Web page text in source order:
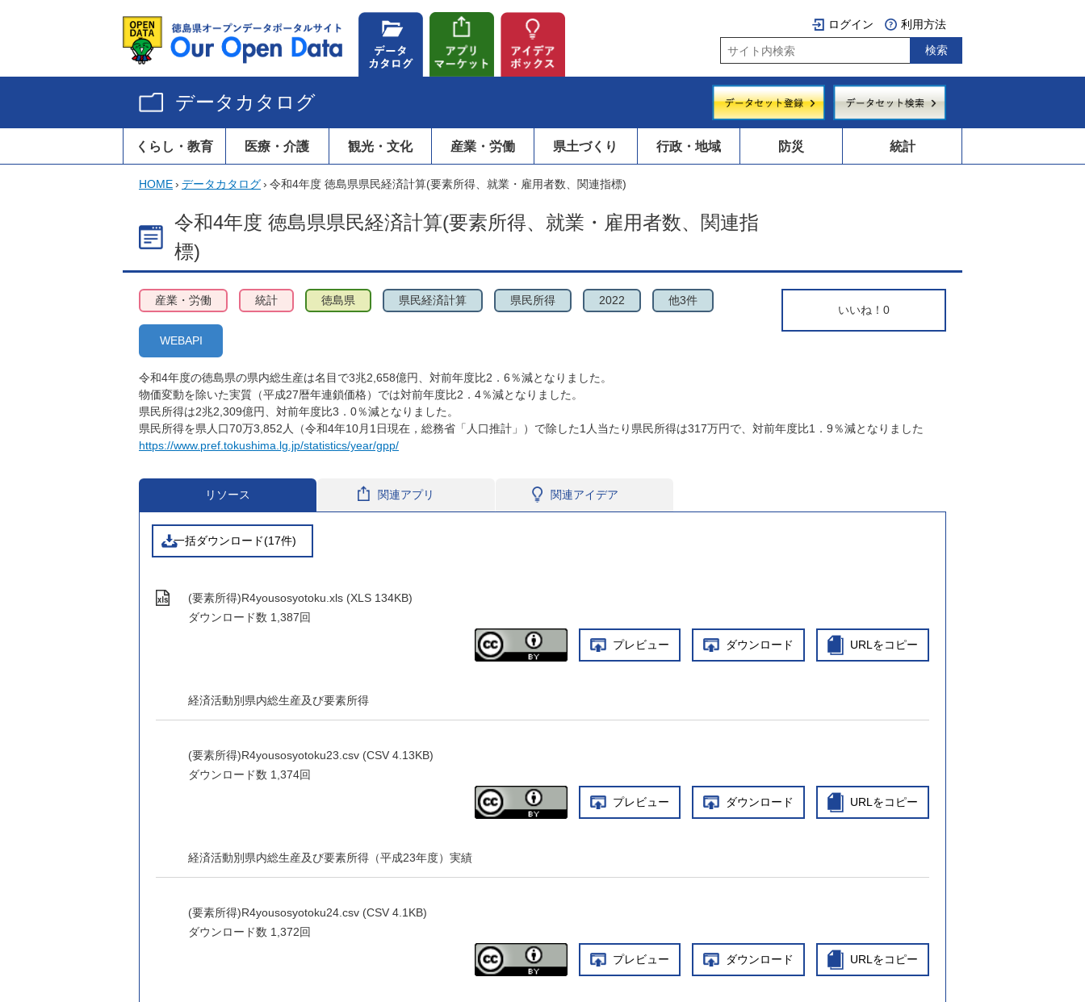
ログイン 利用方法
データカタログ
くらし・教育 医療・介護 観光・文化 産業・労働 県土づくり 行政・地域 防災 統計
HOME› データカタログ› 令和4年度 徳島県県民経済計算(要素所得、就業・雇用者数、関連指標)
令和4年度 徳島県県民経済計算(要素所得、就業・雇用者数、関連指
標)
いいね！ 0
産業・労働 統計 徳島県 県民経済計算 県民所得 2022 他3件
WEBAPI
令和4年度の徳島県の県内総生産は名目で3兆2,658億円、対前年度比2．6％減となりました。
物価変動を除いた実質（平成27暦年連鎖価格）では対前年度比2．4％減となりました。
県民所得は2兆2,309億円、対前年度比3．0％減となりました。
県民所得を県人口70万3,852人（令和4年10月1日現在，総務省「人口推計」）で除した1人当たり県民所得は317万円で、対前年度比1．9％減となりました
https://www.pref.tokushima.lg.jp/statistics/year/gpp/
リソース 関連アプリ 関連アイデア
一括ダウンロード(17件)
(要素所得)R4yousosyotoku.xls (XLS 134KB)
ダウンロード数 1,387回
プレビュー ダウンロード URLをコピー
経済活動別県内総生産及び要素所得
(要素所得)R4yousosyotoku23.csv (CSV 4.13KB)
ダウンロード数 1,374回
プレビュー ダウンロード URLをコピー
経済活動別県内総生産及び要素所得（平成23年度）実績
(要素所得)R4yousosyotoku24.csv (CSV 4.1KB)
ダウンロード数 1,372回
プレビュー ダウンロード URLをコピー